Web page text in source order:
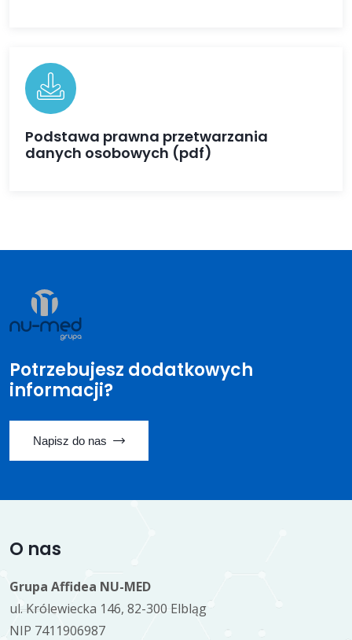
Podstawa prawna przetwarzania
danych osobowych (pdf)
Potrzebujesz dodatkowych
informacji?
Napisz do nas
O nas
Grupa Affidea NU-MED
ul. Królewiecka 146, 82-300 Elbląg
NIP 7411906987